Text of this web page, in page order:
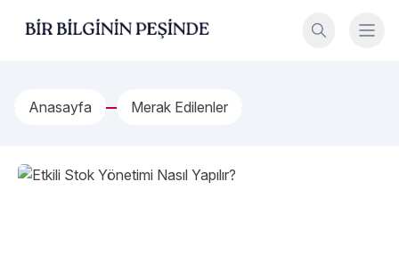
Bir Bilginin Peşinde!
Anasayfa Merak Edilenler